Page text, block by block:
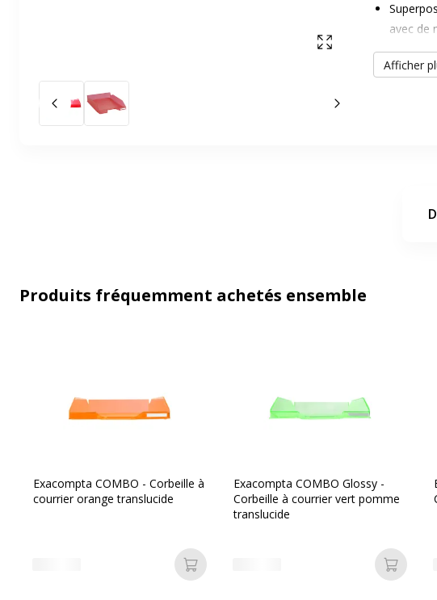
Afficher en plein
Slide précédent Slide suivant
avec de
La paire
Afficher
Produits fréquemment achetés ensemble
Exacompta COMBO - Corbeille à
courrier orange translucide
Ajouter au panier
Exacompta COMBO Glossy -
Corbeille à courrier vert pomme
translucide